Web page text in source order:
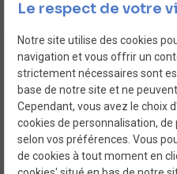
Le respect de votre
Notre site utilise des cookies
navigation et vous offrir un
strictement nécessaires sont
base de notre site et ne
Cependant, vous avez le choix
cookies de personnalisation,
selon vos préférences. Vous
de cookies à tout moment en